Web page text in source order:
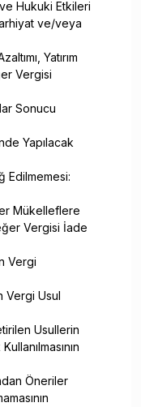
Hukuki Etkileri
ve/veya
Yatırım
Vergisi
Sonucu
Yapılacak
Edilmemesi:
Mükelleflere
Vergisi İade
Vergi
Vergi Usul
Usullerin
Öneriler